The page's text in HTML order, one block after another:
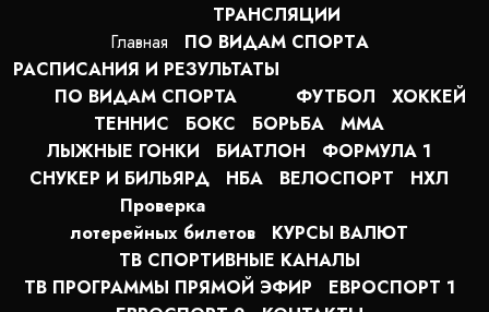
1:12 07.08.2026
Главная
ТРАНСЛЯЦИИ
ПО ВИДАМ СПОРТA
РАСПИСАНИЯ И РЕЗУЛЬТАТЫ
ПО ВИДАМ СПОРТА
ФУТБОЛ
ХОККЕЙ
ТЕННИС
БОКС БОРЬБА
MMA
ЛЫЖНЫЕ ГОНКИ
БИАТЛОН
ФОРМУЛА 1
СНУКЕР И БИЛЬЯРД
НБА ВЕЛОСПОРТ
НХЛ
Проверка
лотерейных билетов
КУРСЫ ВАЛЮТ
ТВ СПОРТИВНЫЕ КАНАЛЫ
ТВ ПРОГРАММЫ ПРЯМОЙ ЭФИР
ЕВРОСПОРТ 1